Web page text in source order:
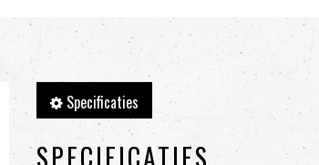
Specificaties
SPECIFICATIES